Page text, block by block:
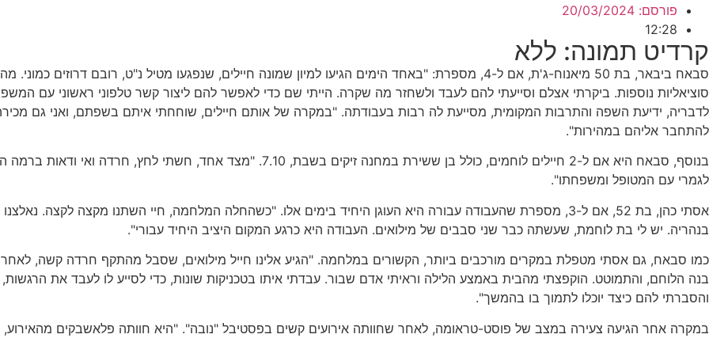
פורסם:
12:28
קרדיט תמונה: ללא
סבאח ביבאר, בת 50 מיאנוח-ג'ת, אם ל-4, מספרת: "באחד הימים הגיעו למיון שמונה חיילים, שנפגעו מטיל נ"ט,
סוציאליות נוספות. ביקרתי אצלם וסייעתי להם לעבד ולשחזר מה שקרה. הייתי שם כדי לאפשר להם ליצור קשר טלפוני ראשוני עם
לדבריה, ידיעת השפה והתרבות המקומית, מסייעת לה רבות בעבודתה. "במקרה של אותם חיילים, שוחחתי איתם בשפתם, ואני גם
להתחבר אליהם במהירות".
בנוסף, סבאח היא אם ל-2 חיילים לוחמים, כולל בן ששירת במחנה זיקים בשבת,
לגמרי עם המטופל ומשפחתו".
אסתי כהן, בת 52, אם ל-3, מספרת שהעבודה עבורה היא העוגן היחיד בימים אלו. "כשהחלה המלחמה, חיי השתנו מקצה לקצה.
בנהריה. יש לי בת לוחמת, שעשתה כבר שני סבבים של מילואים. העבודה היא כרגע המקום היציב היחיד עבורי".
כמו סבאח, גם אסתי מטפלת במקרים מורכבים ביותר, הקשורים במלחמה. "הגיע אלינו חייל מילואים, שסבל מהתקף חרדה קשה,
בנה הלוחם, והתמוטט. הוקפצתי מהבית באמצע הלילה וראיתי אדם שבור. עבדתי איתו בטכניקות שונות, כדי לסייע לו לעבד את
והסברתי להם כיצד יוכלו לתמוך בו בהמשך".
במקרה אחר הגיעה צעירה במצב של פוסט-טראומה, לאחר שחוותה אירועים קשים בפסטיבל "נובה". "היא חוותה פלאשבקים מהאירוע,